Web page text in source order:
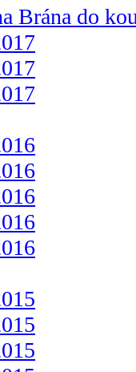
Brána do